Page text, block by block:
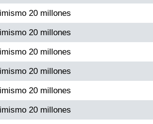
20 millones
20 millones
20 millones
20 millones
20 millones
20 millones